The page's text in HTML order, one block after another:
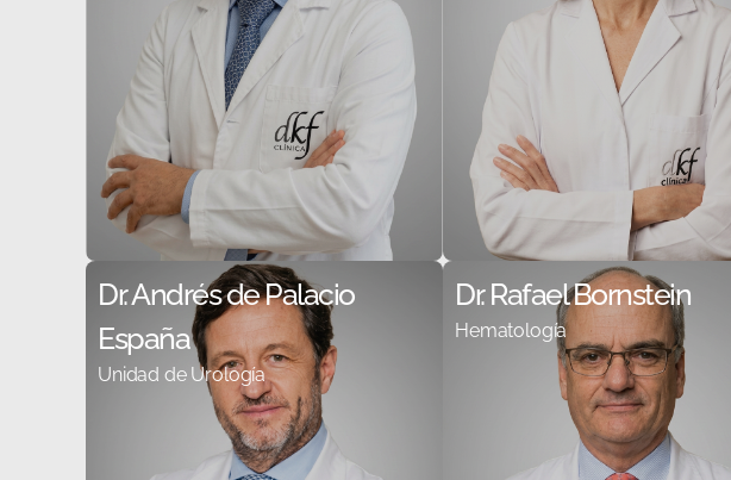
Dr. Andrés de Palacio
España
Unidad de Urología
Dr. Rafael Bornstein
Hematología